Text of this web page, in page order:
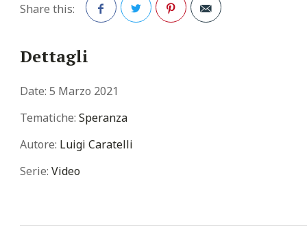
Share this:
Dettagli
Date: 5 Marzo 2021
Tematiche: Speranza
Autore: Luigi Caratelli
Serie: Video